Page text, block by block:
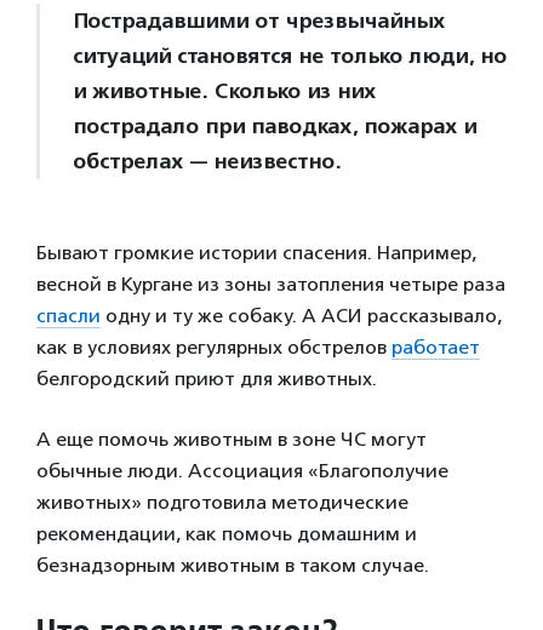
Пострадавшими от чрезвычайных
ситуаций становятся не только люди, но
и животные. Сколько из них
пострадало при паводках, пожарах и
обстрелах — неизвестно.
Бывают громкие истории спасения. Например,
весной в Кургане из зоны затопления четыре раза
спасли одну и ту же собаку. А АСИ рассказывало,
как в условиях регулярных обстрелов работает
белгородский приют для животных.
А еще помочь животным в зоне ЧС могут
обычные люди. Ассоциация «Благополучие
животных» подготовила методические
рекомендации, как помочь домашним и
безнадзорным животным в таком случае.